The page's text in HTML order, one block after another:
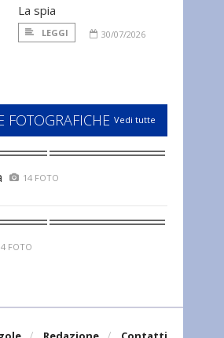
La spia
LEGGI 30/07/2026
FOTOGRAFICHE Vedi tutte
14 FOTO
4 FOTO